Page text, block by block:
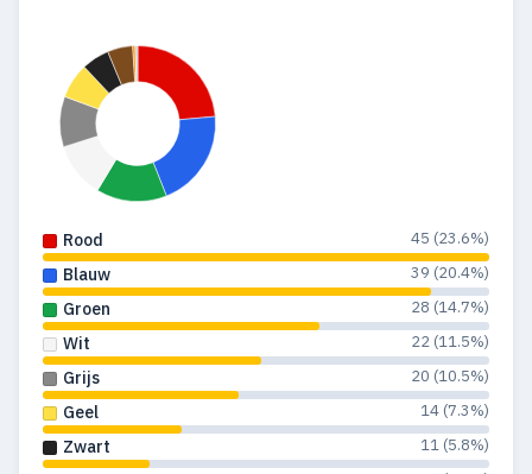
1963 1
1961 3
2
1958 3 3
1957 1
1955 1 1
Rood 45 (23.6%)
Blauw 39 (20.4%)
Groen 28 (14.7%)
Wit 22 (11.5%)
Grijs 20 (10.5%)
Geel 14 (7.3%)
Zwart 11 (5.8%)